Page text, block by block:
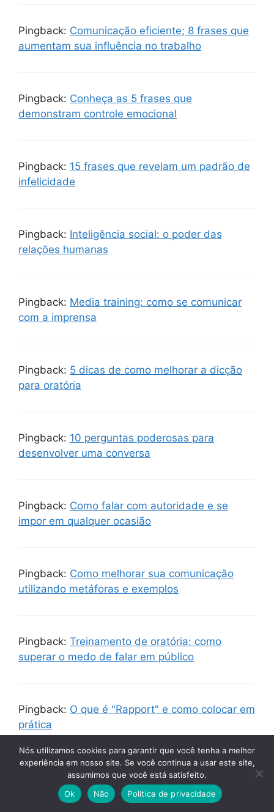
Pingback: Comunicação eficiente; 8 frases que
aumentam sua influência no trabalho
Pingback: Conheça as 5 frases que
demonstram controle emocional
Pingback: 15 frases que revelam um padrão de
infelicidade
Pingback: Inteligência social: o poder das
relações humanas
Pingback: Media training: como se comunicar
com a imprensa
Pingback: 5 dicas de como melhorar a dicção
para oratória
Pingback: 10 perguntas poderosas para
desenvolver uma conversa
Pingback: Como falar com autoridade e se
impor em qualquer ocasião
Pingback: Como melhorar sua comunicação
utilizando metáforas e exemplos
Pingback: Treinamento de oratória: como
superar o medo de falar em público
Pingback: O que é "Rapport" e como colocar em
prática
Pingback:A importância do treinamento de
oratória para líderes e profissionais
Nós utilizamos cookies para garantir que você tenha a melhor
experiência em nosso site. Se você continua a usar este site,
assumimos que você está satisfeito.
Ok
Não Política de privacidade